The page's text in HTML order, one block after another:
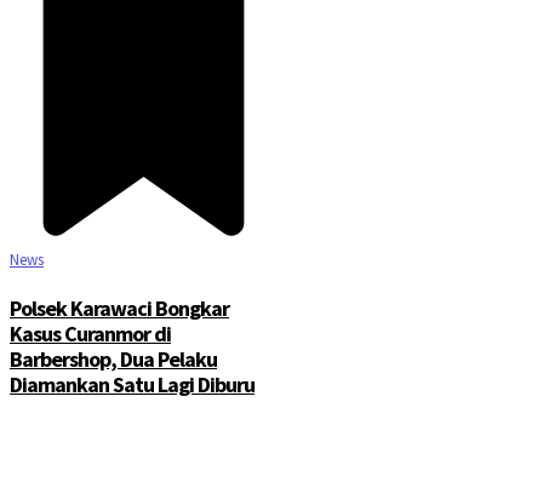
News
Polsek Karawaci Bongkar
Kasus Curanmor di
Barbershop, Dua Pelaku
Diamankan Satu Lagi Diburu